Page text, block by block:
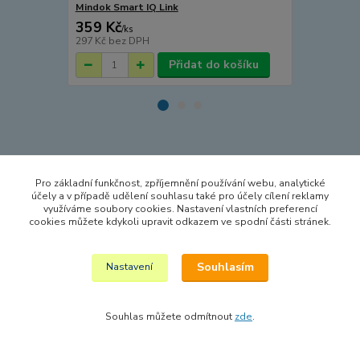
Mindok Smart IQ Link
359 Kč/ks
297 Kč bez DPH
Přidat do košíku
Zboží zařazeno v kategoriích
HRY A HLAVOLAMY
CESTOVNÍ HRY
Pro základní funkčnost, zpříjemnění používání webu, analytické
účely a v případě udělení souhlasu také pro účely cílení reklamy
využíváme soubory cookies. Nastavení vlastních preferencí
cookies můžete kdykoli upravit odkazem ve spodní části stránek.
Nastavení Souhlasím
Souhlas můžete odmítnout zde.